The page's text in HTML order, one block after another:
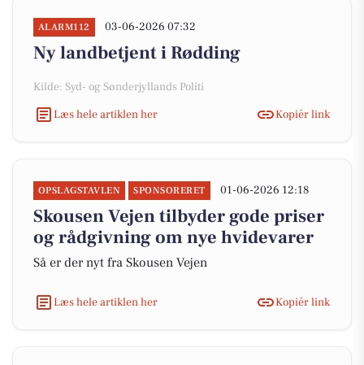
ALARM112 03-06-2026 07:32
Ny landbetjent i Rødding
Kilde: Syd- og Sønderjyllands Politi
Læs hele artiklen her
Kopiér link
OPSLAGSTAVLEN SPONSORERET 01-06-2026 12:18
Skousen Vejen tilbyder gode priser
og rådgivning om nye hvidevarer
Så er der nyt fra Skousen Vejen
Læs hele artiklen her Kopiér link